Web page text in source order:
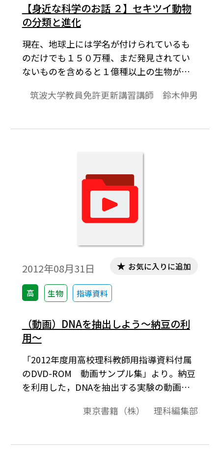
【身近な科学のお話 ２】セキツイ動物
の分類と進化
現在、地球上には学名が付けられているも
のだけでも１５０万種、まだ発見されてい
ないものを含めると１億種以上の生物が生
ツイ動物の分類と進化についてお話します。
筑波大学教員免許更新講習講師 鈴木伸男
2012年08月31日
高 生物 指導資料
お気に入りに追加
（動画）DNAを抽出しよう～納豆の利
用～
「2012年度用高校理科教師用指導資料付属
のDVD-ROM 動画サンプル集」より。納豆
を利用した，DNAを抽出する実験の動画で
東京書籍（株） 理科編集部